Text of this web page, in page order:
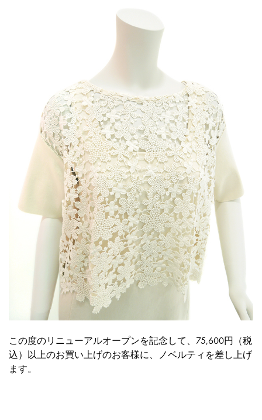
この度のリニューアルオープンを記念して、75,600円（税
込）以上のお買い上げのお客様に、ノベルティを差し上げ
ます。